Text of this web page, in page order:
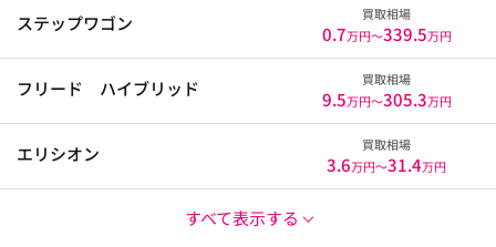
ステップワゴン 買取相場
0.7万円〜339.5万円
フリード ハイブリッド 買取相場
9.5万円〜305.3万円
エリシオン 買取相場
3.6万円〜31.4万円
すべて表示する